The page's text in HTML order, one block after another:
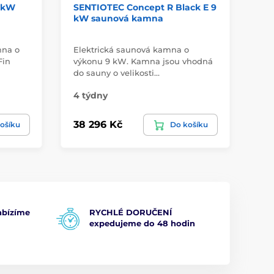
o
SENTIOTEC Concept R Black E 9
kW saunová kamna
Elektrická saunová kamna o
výkonu 9 kW. Kamna jsou vhodná
do sauny o velikosti…
4 týdny
38 296 Kč Do košíku
RYCHLÉ DORUČENÍ
expedujeme do 48 hodin